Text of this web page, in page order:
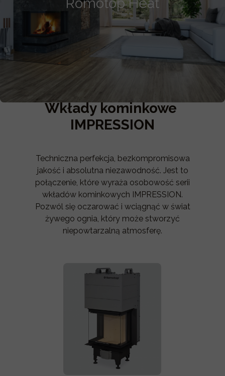
Wkłady kominkowe
IMPRESSION
Techniczna perfekcja, bezkompromisowa
jakość i absolutna niezawodność. Jest to
połączenie, które wyraża osobowość serii
wkładów kominkowych IMPRESSION.
Pozwól się oczarować i wciągnąć w świat
żywego ognia, który może stworzyć
niepowtarzalną atmosferę.